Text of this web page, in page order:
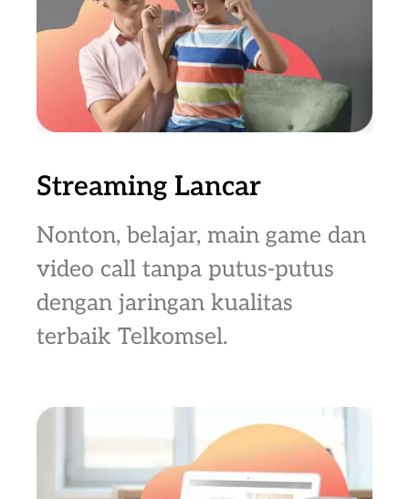
Streaming Lancar
Nonton, belajar, main game dan
video call tanpa putus-putus
dengan jaringan kualitas
terbaik Telkomsel.